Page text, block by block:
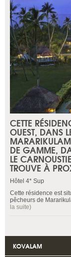
CETTE
OUEST, DANS
DE GAMME,
LE
TROUVE À
Hôtel 4* Sup
Cette résidence est
pêcheurs de
la suite)
KOVALAM